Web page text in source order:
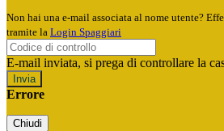
Non hai una e-mail associata al nome utente?
tramite la Login Spaggiari
E-mail inviata, si prega di controllare la
Errore
Chiudi